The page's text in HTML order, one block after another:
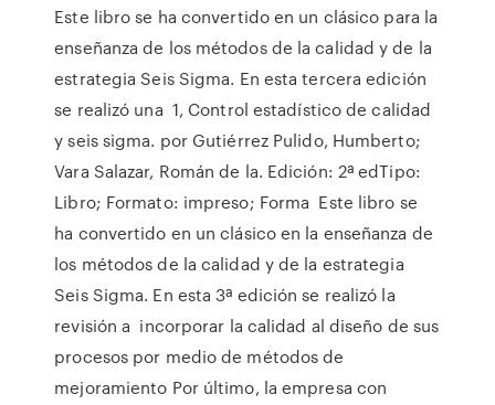
Este libro se ha convertido en un clásico para la
enseñanza de los métodos de la calidad y de la
estrategia Seis Sigma. En esta tercera edición
se realizó una 1, Control estadístico de calidad
y seis sigma. por Gutiérrez Pulido, Humberto;
Vara Salazar, Román de la. Edición: 2ª edTipo:
Libro; Formato: impreso; Forma Este libro se
ha convertido en un clásico en la enseñanza de
los métodos de la calidad y de la estrategia
Seis Sigma. En esta 3ª edición se realizó la
revisión a incorporar la calidad al diseño de sus
procesos por medio de métodos de
mejoramiento Por último, la empresa con